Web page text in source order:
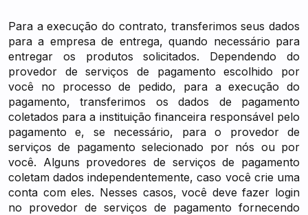
Para a execução do contrato, transferimos seus dados
para a empresa de entrega, quando necessário para
entregar os produtos solicitados. Dependendo do
provedor de serviços de pagamento escolhido por
você no processo de pedido, para a execução do
pagamento, transferimos os dados de pagamento
coletados para a instituição financeira responsável pelo
pagamento e, se necessário, para o provedor de
serviços de pagamento selecionado por nós ou por
você. Alguns provedores de serviços de pagamento
coletam dados independentemente, caso você crie uma
conta com eles. Nesses casos, você deve fazer login
no provedor de serviços de pagamento fornecendo